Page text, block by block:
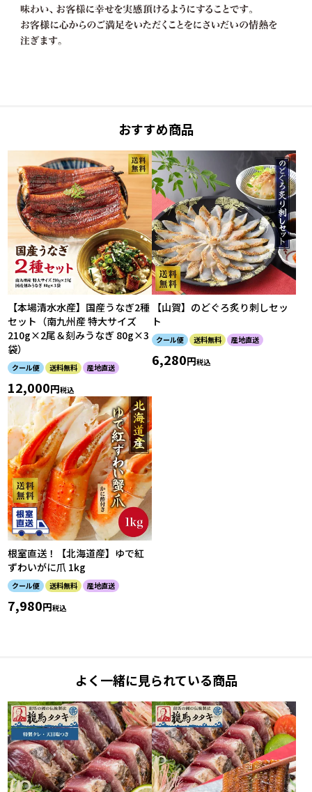
おすすめ商品
【本場清水水産】国産うなぎ2種
セット（南九州産 特大サイズ
210g×2尾＆刻みうなぎ 80g×3
袋）
クール便 送料無料 産地直送
12,000 税込
【山賀】のどぐろ炙り刺しセッ
ト
クール便 送料無料 産地直送
6,280 税込
根室直送！【北海道産】ゆで紅
ずわいがに爪 1kg
クール便 送料無料 産地直送
7,980 税込
よく一緒に見られている商品